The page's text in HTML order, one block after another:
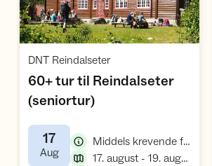
Åpne aktivitet
DNT Reindalseter,
60+ tur til Reindalseter
(seniortur),
17
Aug,
Middels krevende fellestur, fottur
17. august - 19. august